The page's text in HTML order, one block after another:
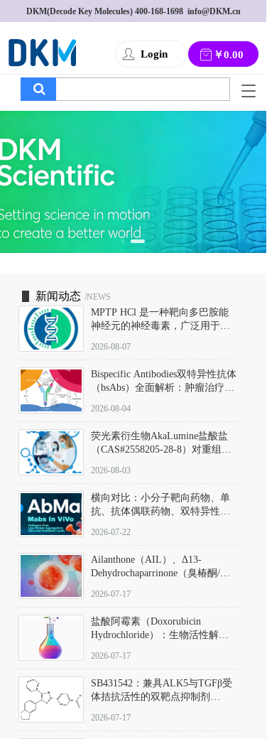
DKM(Decode Key Molecules) 400-168-1698
  info@DKM.cn
Login ￥0.00
T
g
g
l
a
v
i
g
a
新闻动态 /NEWS
MPTP HCl 是一种靶向多巴胺能
神经元的神经毒素，广泛用于构
以盐酸盐形式存在，可触发线粒
体介导的神经元凋亡。其经典应
用即为选择性损毁中脑黑质致密
部多巴胺能神经元，从而可靠模
拟帕金森病的核心病理与行为表
2026-08-07
Bispecific Antibodies双特异性抗体
（bsAbs）全面解析：肿瘤治疗的
2026-08-04
荧光素衍生物AkaLumine盐酸盐
（CAS#2558205-28-8）对重组萤
数（Km）为2.06 μM；其近红外
发光特性赋予优异的组织穿透能
力，大幅增强成像信噪比，从而
实现活体动物模型中极低给药剂
量下的高灵敏度、非侵入式生物
2026-08-03
横向对比：小分子靶向药物、单
抗、抗体偶联药物、双特异性抗
及应用瓶颈
2026-07-22
Ailanthone（AIL）、Δ13-
Dehydrochaparrinone（臭椿酮/臭
DKM货号 D806885
2026-07-17
盐酸阿霉素（Doxorubicin
Hydrochloride）：生物活性解
范
2026-07-17
SB431542：兼具ALK5与TGFβ受
体拮抗活性的双靶点抑制剂
D801067）
2026-07-17